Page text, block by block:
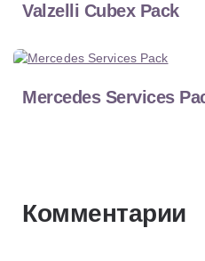
Valzelli Cubex Pack
Mercedes Services
Комментарии